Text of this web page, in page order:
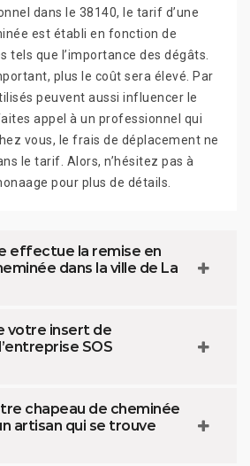
dans le 38140, le tarif d’une
est établi en fonction de
tels que l’importance des dégâts.
plus le coût sera élevé. Par
peuvent aussi influencer le
appel à un professionnel qui
vous, le frais de déplacement ne
le tarif. Alors, n’hésitez pas à
pour plus de détails.
effectue la remise en
dans la ville de La
votre insert de
SOS
chapeau de cheminée
artisan qui se trouve